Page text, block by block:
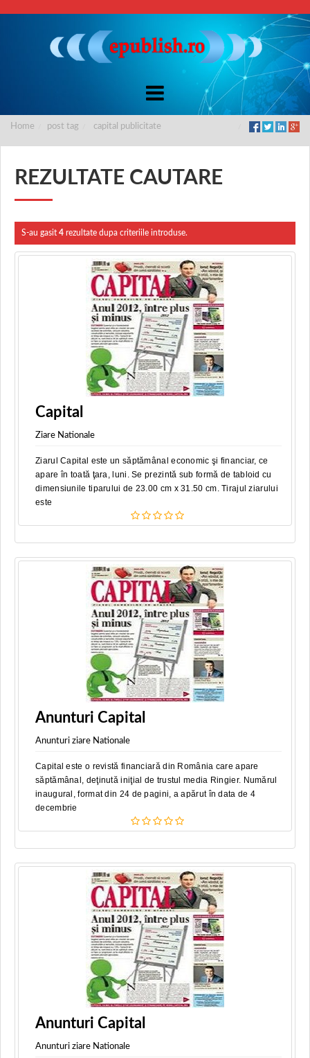
Home post tag capital publicitate
REZULTATE CAUTARE
S-au gasit 4 rezultate dupa criteriile introduse.
Capital
Ziare Nationale
Ziarul Capital este un săptămânal economic şi financiar, ce
apare în toată ţara, luni. Se prezintă sub formă de tabloid cu
dimensiunile tiparului de 23.00 cm x 31.50 cm. Tirajul ziarului
este
Anunturi Capital
Anunturi ziare Nationale
Capital este o revistă financiară din România care apare
săptămânal, deţinută iniţial de trustul media Ringier. Numărul
inaugural, format din 24 de pagini, a apărut în data de 4
decembrie
Anunturi Capital
Anunturi ziare Nationale